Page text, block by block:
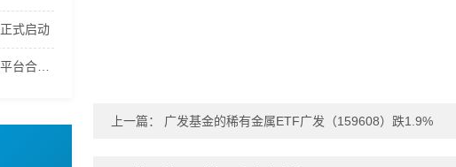
式启动
上一篇： 广发基金的稀有金属ETF广发（159608）跌1.9%